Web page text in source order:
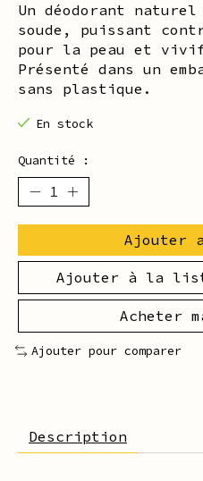
Un déodorant
soude, puissant
pour la peau et
Présenté dans un
sans plastique.
En stock
Quantité :
Ajouter
Ajouter à la
Acheter
Ajouter pour comparer
Description